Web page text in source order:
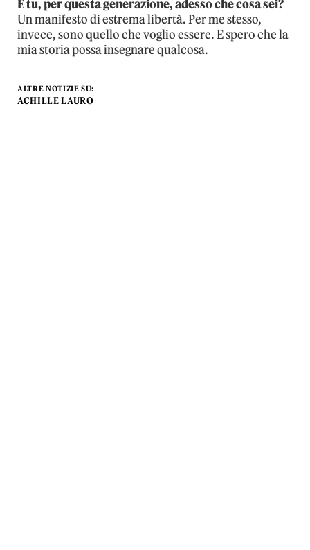
E tu, per questa generazione, adesso che cosa sei?
Un manifesto di estrema libertà. Per me stesso,
invece, sono quello che voglio essere. E spero che la
mia storia possa insegnare qualcosa.
ALTRE NOTIZIE SU:
ACHILLE LAURO